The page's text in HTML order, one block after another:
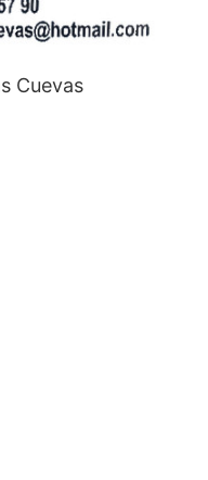
Cuevas